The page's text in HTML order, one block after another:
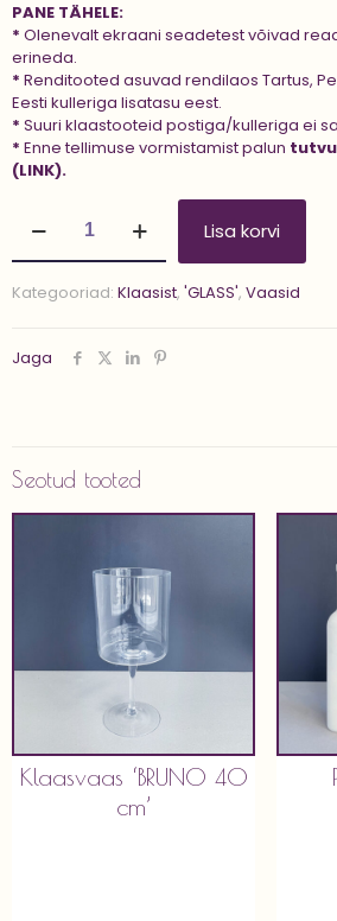
PANE TÄHELE:
* Olenevalt ekraani seadetest võivad
erineda.
* Renditooted asuvad rendilaos Tartus,
Eesti kulleriga lisatasu eest.
* Suuri klaastooteid postiga/kulleriga ei
* Enne tellimuse vormistamist palun tutvu
(LINK).
'CYLINDER
50x10
kogus
Lisa korvi
Kategooriad: Klaasist, 'GLASS', Vaasid
Jaga
Seotud tooted
Klaasvaas ‘BRUNO 40
cm’